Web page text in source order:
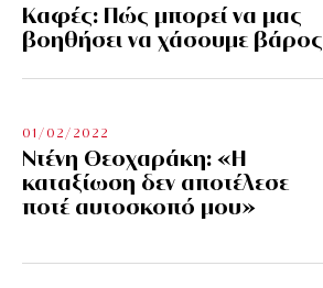
Kαφές: Πώς μπορεί να μας
βοηθήσει να χάσουμε βάρος
01/02/2022
Ντένη Θεοχαράκη: «Η
καταξίωση δεν αποτέλεσε
ποτέ αυτοσκοπό μου»